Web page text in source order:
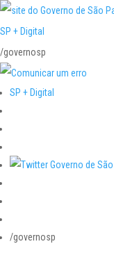
SP + Digital
/governosp
SP + Digital
/governosp